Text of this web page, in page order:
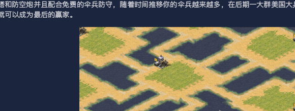
和防空炮并且配合免费的伞兵防守，随着时间推移你的伞兵越来越多，在后期一大群美国
以成为最后的赢家。